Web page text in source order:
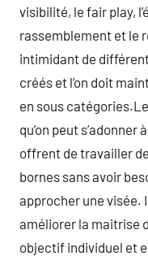
visibilité, le fair play,
rassemblement et le
intimidant de
créés et l’on doit
en sous
qu’on peut
offrent de travailler
bornes sans avoir
approcher une visée.
améliorer la maitrise
objectif individuel et